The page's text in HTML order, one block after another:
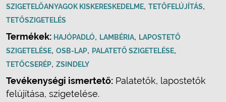
SZIGETELŐANYAGOK KISKERESKEDELME, TETŐFELÚJÍTÁS,
TETŐSZIGETELÉS
Termékek: HAJÓPADLÓ, LAMBÉRIA, LAPOSTETŐ
SZIGETELÉSE, OSB-LAP, PALATETŐ SZIGETELÉSE,
TETŐCSERÉP, ZSINDELY
Tevékenységi ismertető: Palatetők, lapostetők
felújítása, szigetelése.